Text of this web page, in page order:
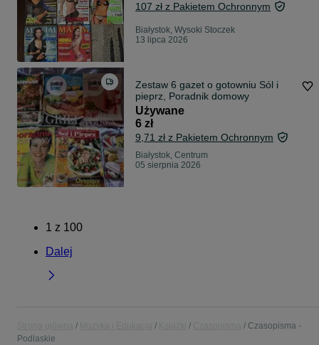
107 zł z Pakietem Ochronnym
Białystok, Wysoki Stoczek
13 lipca 2026
Zestaw 6 gazet o gotowniu Sól i
pieprz, Poradnik domowy
Używane
6 zł
9,71 zł z Pakietem Ochronnym
Białystok, Centrum
05 sierpnia 2026
1 z 100
Dalej
Czasopisma -
Podlaskie